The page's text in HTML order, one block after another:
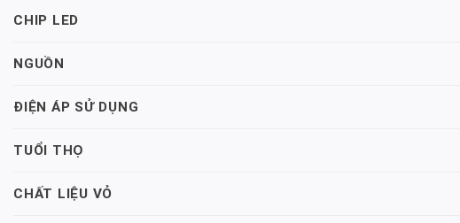
CHIP LED
NGUỒN
ĐIỆN ÁP SỬ DỤNG
TUỔI THỌ
CHẤT LIỆU VỎ